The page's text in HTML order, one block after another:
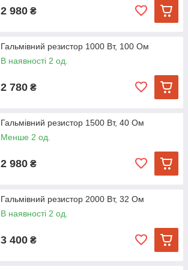
2 980 ₴
Гальмівний резистор 1000 Вт, 100 Ом
В наявності 2 од.
2 780 ₴
Гальмівний резистор 1500 Вт, 40 Ом
Менше 2 од.
2 980 ₴
Гальмівний резистор 2000 Вт, 32 Ом
В наявності 2 од.
3 400 ₴